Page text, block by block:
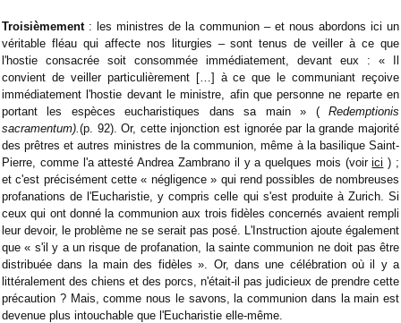
Troisièmement : les ministres de la communion – et nous abordons ici un
véritable fléau qui affecte nos liturgies – sont tenus de veiller à ce que
l'hostie consacrée soit consommée immédiatement, devant eux : « Il
convient de veiller particulièrement […] à ce que le communiant reçoive
immédiatement l'hostie devant le ministre, afin que personne ne reparte en
portant les espèces eucharistiques dans sa main » ( Redemptionis
sacramentum). (p. 92). Or, cette injonction est ignorée par la grande majorité
des prêtres et autres ministres de la communion, même à la basilique Saint-
Pierre, comme l'a attesté Andrea Zambrano il y a quelques mois (voirici ) ;
et c'est précisément cette « négligence » qui rend possibles de nombreuses
profanations de l'Eucharistie, y compris celle qui s'est produite à Zurich. Si
ceux qui ont donné la communion aux trois fidèles concernés avaient rempli
leur devoir, le problème ne se serait pas posé. L'Instruction ajoute également
que « s'il y a un risque de profanation, la sainte communion ne doit pas être
distribuée dans la main des fidèles ». Or, dans une célébration où il y a
littéralement des chiens et des porcs, n'était-il pas judicieux de prendre cette
précaution ? Mais, comme nous le savons, la communion dans la main est
devenue plus intouchable que l'Eucharistie elle-même.